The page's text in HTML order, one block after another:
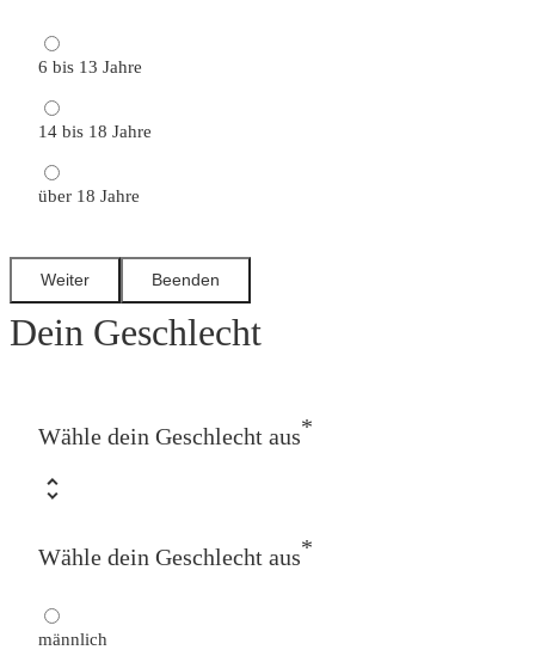
6 bis 13 Jahre
14 bis 18 Jahre
über 18 Jahre
Dein Geschlecht
Wähle dein Geschlecht aus*
Wähle dein Geschlecht aus*
männlich